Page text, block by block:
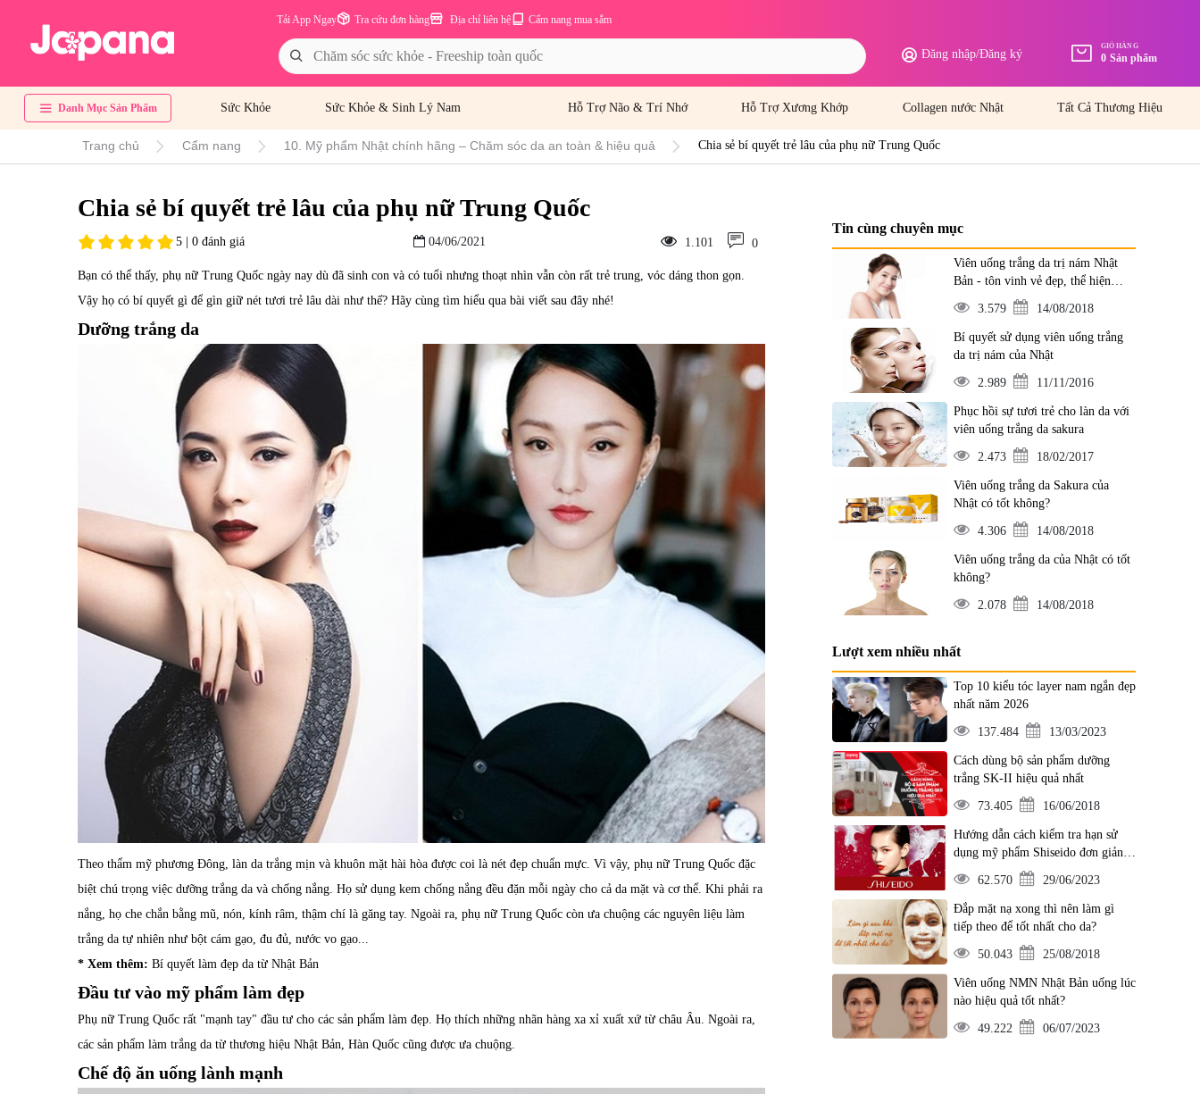
Cẩm nang mua sắm
Địa chỉ liên hệ
Tra cứu đơn hàng
Tải App Ngay
Đăng nhập/Đăng ký
GIỎ HÀNG
0 Sản phẩm
Danh Mục Sản Phẩm Sức Khỏe Sức Khỏe & Sinh Lý Nam Hỗ Trợ Não & Trí Nhớ Hỗ Trợ Xương Khớp Collagen nước Nhật Tất Cả Thương Hiệu
Trang chủ Cẩm nang 10. Mỹ phẩm Nhật chính hãng – Chăm sóc da an toàn & hiệu quả Chia sẻ bí quyết trẻ lâu của phụ nữ Trung Quốc
Chia sẻ bí quyết trẻ lâu của phụ nữ Trung Quốc
5 | 0 đánh giá 04/06/2021 1.101 0
Bạn có thể thấy, phụ nữ Trung Quốc ngày nay dù đã sinh con và có tuổi nhưng thoạt nhìn vẫn còn rất trẻ trung, vóc dáng thon gọn.
Vậy họ có bí quyết gì để gìn giữ nét tươi trẻ lâu dài như thế? Hãy cùng tìm hiểu qua bài viết sau đây nhé!
Dưỡng trắng da
Theo thẩm mỹ phương Đông, làn da trắng mịn và khuôn mặt hài hòa được coi là nét đẹp chuẩn mực. Vì vậy, phụ nữ Trung Quốc đặc
biệt chú trọng việc dưỡng trắng da và chống nắng. Họ sử dụng kem chống nắng đều đặn mỗi ngày cho cả da mặt và cơ thể. Khi phải ra
nắng, họ che chắn bằng mũ, nón, kính râm, thậm chí là găng tay. Ngoài ra, phụ nữ Trung Quốc còn ưa chuộng các nguyên liệu làm
trắng da tự nhiên như bột cám gạo, đu đủ, nước vo gạo...
* Xem thêm: Bí quyết làm đẹp da từ Nhật Bản
Đầu tư vào mỹ phẩm làm đẹp
Phụ nữ Trung Quốc rất "mạnh tay" đầu tư cho các sản phẩm làm đẹp. Họ thích những nhãn hàng xa xỉ xuất xứ từ châu Âu. Ngoài ra,
các sản phẩm làm trắng da từ thương hiệu Nhật Bản, Hàn Quốc cũng được ưa chuộng.
Chế độ ăn uống lành mạnh
Tin cùng chuyên mục
Viên uống trắng da trị nám Nhật
Bản - tôn vinh vẻ đẹp, thể hiện
đẳng cấp
3.579 14/08/2018
Bí quyết sử dụng viên uống trắng
da trị nám của Nhật
2.989 11/11/2016
Phục hồi sự tươi trẻ cho làn da với
viên uống trắng da sakura
2.473 18/02/2017
Viên uống trắng da Sakura của
Nhật có tốt không?
4.306 14/08/2018
Viên uống trắng da của Nhật có tốt
không?
2.078 14/08/2018
Lượt xem nhiều nhất
Top 10 kiểu tóc layer nam ngắn đẹp
nhất năm 2026
137.484 13/03/2023
Cách dùng bộ sản phẩm dưỡng
trắng SK-II hiệu quả nhất
73.405 16/06/2018
Hướng dẫn cách kiểm tra hạn sử
dụng mỹ phẩm Shiseido đơn giản
nhất
62.570 29/06/2023
Đắp mặt nạ xong thì nên làm gì
tiếp theo để tốt nhất cho da?
50.043 25/08/2018
Viên uống NMN Nhật Bản uống lúc
nào hiệu quả tốt nhất?
49.222 06/07/2023